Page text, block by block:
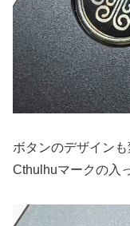
ボタンのデザインも
Cthulhuマークの入